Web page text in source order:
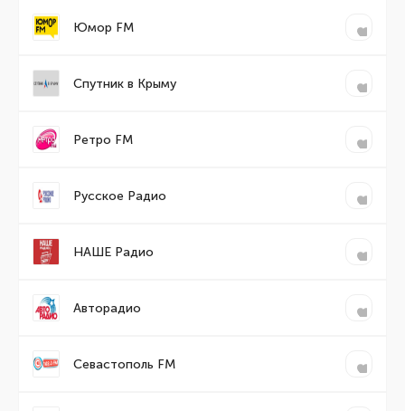
Юмор FM
Спутник в Крыму
Ретро FM
Русское Радио
НАШЕ Радио
Авторадио
Севастополь FM